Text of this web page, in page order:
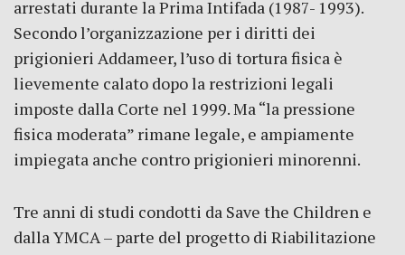
arrestati durante la Prima Intifada (1987- 1993).
Secondo l’organizzazione per i diritti dei
prigionieri Addameer, l’uso di tortura fisica è
lievemente calato dopo la restrizioni legali
imposte dalla Corte nel 1999. Ma “la pressione
fisica moderata” rimane legale, e ampiamente
impiegata anche contro prigionieri minorenni.
Tre anni di studi condotti da Save the Children e
dalla YMCA – parte del progetto di Riabilitazione